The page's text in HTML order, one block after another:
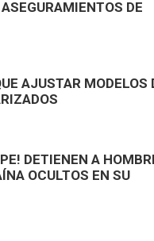
DE
AJUSTAR MODELOS
DETIENEN A
OCULTOS EN SU